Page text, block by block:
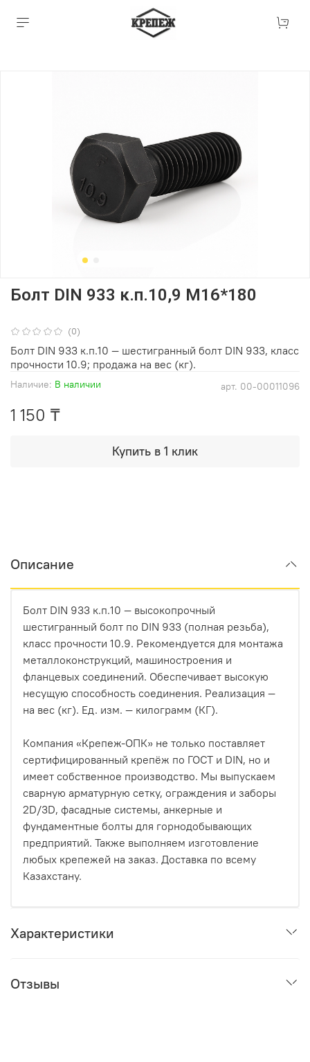
(0)
арт. 00-00011096
Наличие: В наличии
Болт DIN 933 к.п.10,9 М16*180
1 150 ₸
Купить в 1 клик
Болт DIN 933 к.п.10 — шестигранный болт DIN 933, класс
прочности 10.9; продажа на вес (кг).
Описание
Болт DIN 933 к.п.10 — высокопрочный
шестигранный болт по DIN 933 (полная резьба),
класс прочности 10.9. Рекомендуется для монтажа
металлоконструкций, машиностроения и
фланцевых соединений. Обеспечивает высокую
несущую способность соединения. Реализация —
на вес (кг). Ед. изм. — килограмм (КГ).
Компания «Крепеж-ОПК» не только поставляет
сертифицированный крепёж по ГОСТ и DIN, но и
имеет собственное производство. Мы выпускаем
сварную арматурную сетку, ограждения и заборы
2D/3D, фасадные системы, анкерные и
фундаментные болты для горнодобывающих
предприятий. Также выполняем изготовление
любых крепежей на заказ. Доставка по всему
Казахстану.
Характеристики
Отзывы